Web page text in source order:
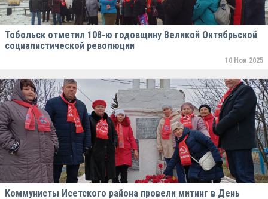
Тобольск отметил 108-ю годовщину Великой Октябрьской
социалистической революции
10 Ноя 2025
Коммунисты Исетского района провели митинг в День